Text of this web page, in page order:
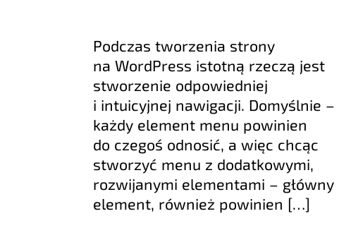
Podczas tworzenia strony
na WordPress istotną rzeczą jest
stworzenie odpowiedniej
i intuicyjnej nawigacji. Domyślnie –
każdy element menu powinien
do czegoś odnosić, a więc chcąc
stworzyć menu z dodatkowymi,
rozwijanymi elementami – główny
element, również powinien […]